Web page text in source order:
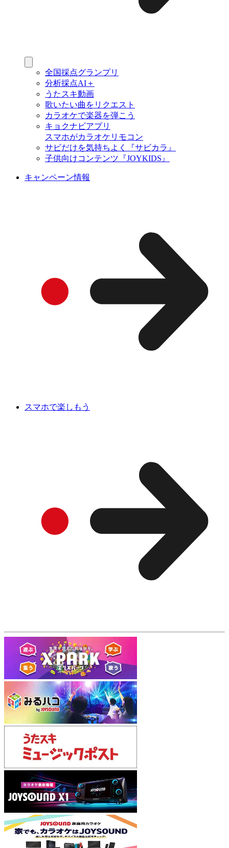
全国採点グランプリ
分析採点AI＋
うたスキ動画
歌いたい曲をリクエスト
カラオケで楽器を弾こう
キョクナビアプリ
スマホがカラオケリモコン
サビだけを気持ちよく『サビカラ』
子供向けコンテンツ『JOYKIDS』
キャンペーン情報
スマホで楽しもう